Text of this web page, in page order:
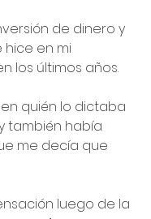
de dinero y
en mi
los últimos años.
quién lo dictaba
también había
me decía que
luego de la